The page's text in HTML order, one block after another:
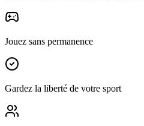
Jouez sans permanence
Gardez la liberté de votre sport